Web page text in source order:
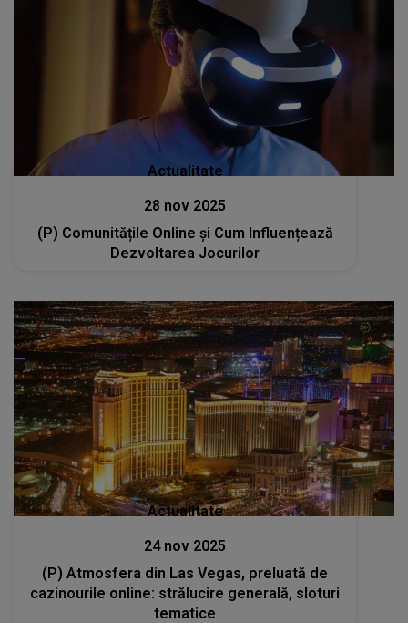
Actualitate
28 nov 2025
(P) Comunitățile Online și Cum Influențează
Dezvoltarea Jocurilor
Actualitate
24 nov 2025
(P) Atmosfera din Las Vegas, preluată de
cazinourile online: strălucire generală, sloturi
tematice